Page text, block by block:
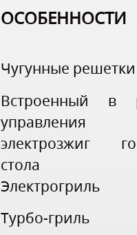
ОСОБЕННОСТИ
Чугунные решетки
Встроенный в
управления
электрозжиг
стола
Электрогриль
Турбо-гриль